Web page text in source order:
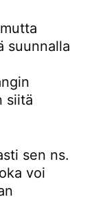
suunnalla
siitä
sen ns.
voi